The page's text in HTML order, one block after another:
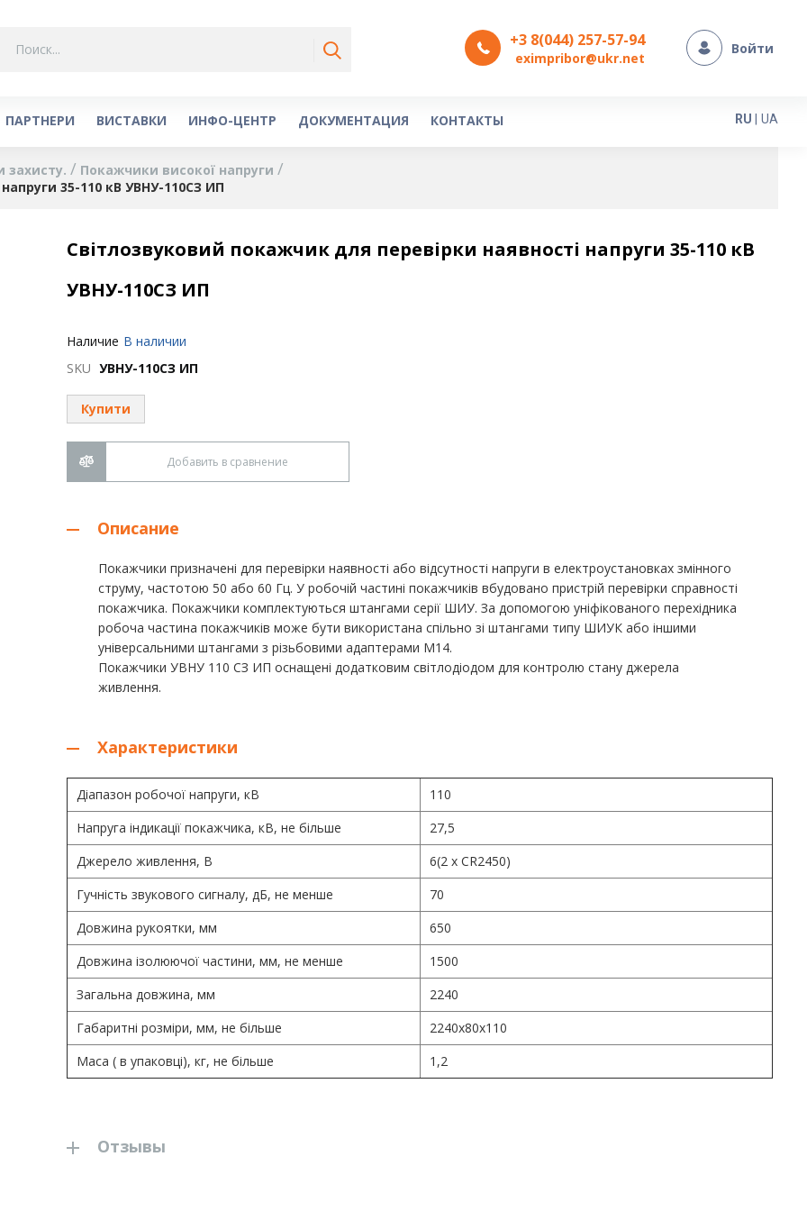
Войти
+3 8(044) 257-57-94
eximpribor@ukr.net
ПАРТНЕРИ ВИСТАВКИ ИНФО-ЦЕНТР ДОКУМЕНТАЦИЯ КОНТАКТЫ Язык
RU UA
захисту.
Покажчики високої напруги
35-110 кВ УВНУ-110СЗ ИП
Світлозвуковий покажчик для перевірки наявності напруги 35-110 кВ
УВНУ-110СЗ ИП
Наличие В наличии
SKU УВНУ-110СЗ ИП
Купити
Добавить в сравнение
Описание
Покажчики призначені для перевірки наявності або відсутності напруги в електроустановках змінного
струму, частотою 50 або 60 Гц. У робочій частині покажчиків вбудовано пристрій перевірки справності
покажчика. Покажчики комплектуються штангами серії ШИУ. За допомогою уніфікованого перехідника
робоча частина покажчиків може бути використана спільно зі штангами типу ШИУК або іншими
універсальними штангами з різьбовими адаптерами М14.
Покажчики УВНУ 110 СЗ ИП оснащені додатковим світлодіодом для контролю стану джерела
живлення.
Характеристики
Діапазон робочої напруги, кВ
110
Напруга індикації покажчика, кВ, не більше
27,5
Джерело живлення, В
6(2 x CR2450)
Гучність звукового сигналу, дБ, не менше
70
Довжина рукоятки, мм
650
Довжина ізолюючої частини, мм, не менше
1500
Загальна довжина, мм
2240
Габаритні розміри, мм, не більше
2240х80х110
Маса ( в упаковці), кг, не більше
1,2
Отзывы